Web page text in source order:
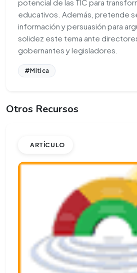
potencial de las TIC para
educativos. Además, pretende
información y persuasión para
solidez este tema ante
gobernantes y legisladores.
#Mitica
Otros Recursos
ARTÍCULO